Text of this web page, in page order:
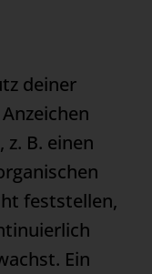
deiner
B. einen
feststellen,
Ein